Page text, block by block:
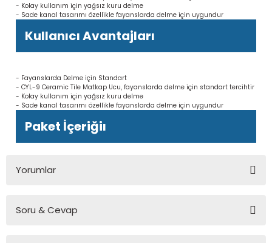
- Kolay kullanım için yağsız kuru delme
- Sade kanal tasarımı özellikle fayanslarda delme için uygundur
Kullanıcı Avantajları
- Fayanslarda Delme için Standart
- CYL-9 Ceramic Tile Matkap Ucu, fayanslarda delme için standart tercihtir
- Kolay kullanım için yağsız kuru delme
- Sade kanal tasarımı özellikle fayanslarda delme için uygundur
Paket İçeriğiı
Yorumlar
Soru & Cevap